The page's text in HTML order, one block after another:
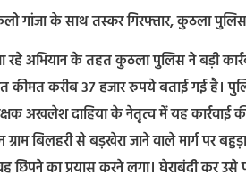
गांजा के साथ तस्कर गिरफ्तार, कुठला पुलिस
अभियान के तहत कुठला पुलिस ने बड़ी
कीमत करीब 37 हजार रुपये बताई गई है।
अखलेश दाहिया के नेतृत्व में यह कार्रवाई
बिलहरी से बड़खेरा जाने वाले मार्ग पर
का प्रयास करने लगा। घेराबंदी कर